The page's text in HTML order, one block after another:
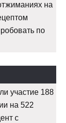
на
по
участие 188
на 522
с